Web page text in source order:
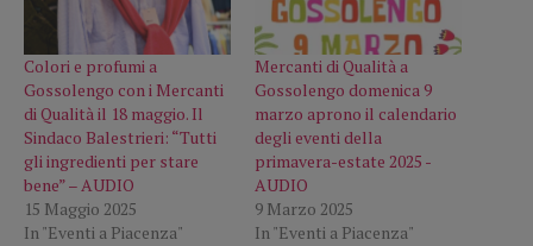
Colori e profumi a
Gossolengo con i Mercanti
di Qualità il 18 maggio. Il
Sindaco Balestrieri: “Tutti
gli ingredienti per stare
bene” – AUDIO
15 Maggio 2025
In "Eventi a Piacenza"
Mercanti di Qualità a
Gossolengo domenica 9
marzo aprono il calendario
degli eventi della
primavera-estate 2025 -
AUDIO
9 Marzo 2025
In "Eventi a Piacenza"